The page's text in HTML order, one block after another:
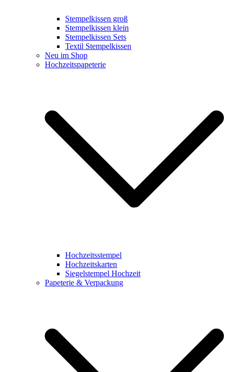
Stempelkissen groß
Stempelkissen klein
Stempelkissen Sets
Textil Stempelkissen
Neu im Shop
Hochzeitspapeterie
Hochzeitsstempel
Hochzeitskarten
Siegelstempel Hochzeit
Papeterie & Verpackung